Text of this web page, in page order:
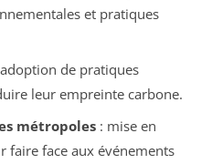
et pratiques
de pratiques
leur empreinte carbone.
métropoles: mise en
face aux événements